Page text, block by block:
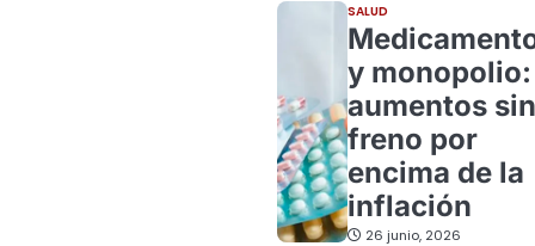
SALUD
y monopolio:
aumentos sin
freno por
encima de la
inflación
26 junio, 2026